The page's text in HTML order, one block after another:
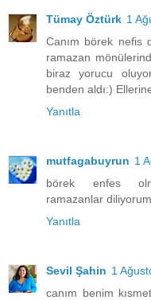
Tümay Öztürk 1
Canım börek nefis
ramazan
biraz yorucu
benden aldı:)
Yanıtla
mutfagabuyrun 1
börek enfes
ramazanlar
Yanıtla
Sevil Şahin 1
canım benim